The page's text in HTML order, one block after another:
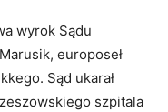
wyrok Sądu
europoseł
Sąd ukarał
szpitala